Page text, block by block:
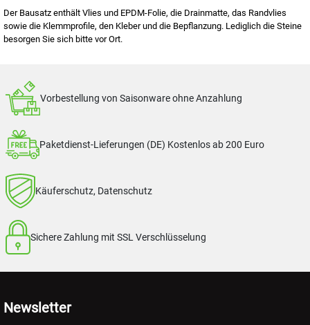
Der Bausatz enthält Vlies und EPDM-Folie, die Drainmatte, das Randvlies
sowie die Klemmprofile, den Kleber und die Bepflanzung. Lediglich die Steine
besorgen Sie sich bitte vor Ort.
Vorbestellung von Saisonware ohne Anzahlung
Paketdienst-Lieferungen (DE) Kostenlos ab 200 Euro
Käuferschutz, Datenschutz
Sichere Zahlung mit SSL Verschlüsselung
Newsletter